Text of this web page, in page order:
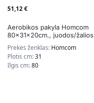
51,12€
Aerobikos pakyla Homcom
80x31x20cm., juodos/žalios
spalvos
Prekės ženklas: Homcom
Plotis cm:31
Ilgis cm:80